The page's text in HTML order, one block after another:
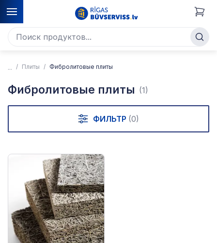
Плиты Фибролитовые плиты
Фибролитовые плиты (1)
ФИЛЬТР (0)